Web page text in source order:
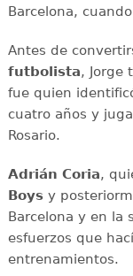
Barcelona,
Antes de
futbolista, Jorge
fue quien
cuatro años y
Rosario.
Adrián Coria,
Boysy
Barcelona y en la
esfuerzos que
entrenamientos.